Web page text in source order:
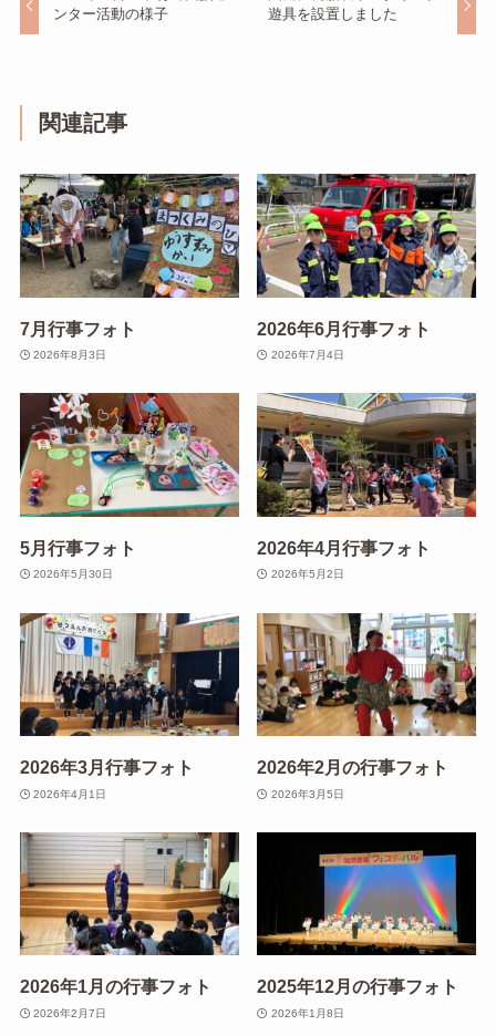
ンター活動の様子
遊具を設置しました
関連記事
7月行事フォト
2026年8月3日
2026年6月行事フォト
2026年7月4日
5月行事フォト
2026年5月30日
2026年4月行事フォト
2026年5月2日
2026年3月行事フォト
2026年4月1日
2026年2月の行事フォト
2026年3月5日
2026年1月の行事フォト
2026年2月7日
2025年12月の行事フォト
2026年1月8日